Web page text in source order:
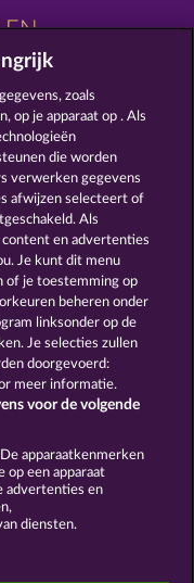
GODS V
MAJESTIC KING
Facebook
indienen
zoals
op je apparaat op . Als
die worden
verwerken gegevens
afwijzen selecteert of
Als
en advertenties
Je kunt dit menu
of je toestemming op
beheren onder
linksonder op de
Je selecties zullen
doorgevoerd:
meer informatie.
voor de volgende
apparaatkenmerken
op een apparaat
advertenties en
diensten.